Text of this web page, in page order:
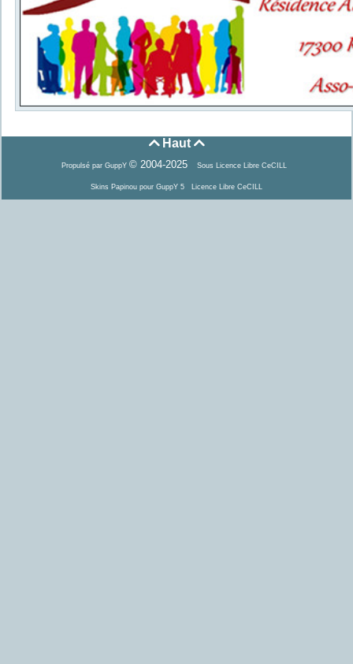
Haut 
Propulsé par GuppY © 2004-2025 Sous Licence Libre CeCILL
Skins Papinou pour GuppY 5 Licence Libre CeCILL